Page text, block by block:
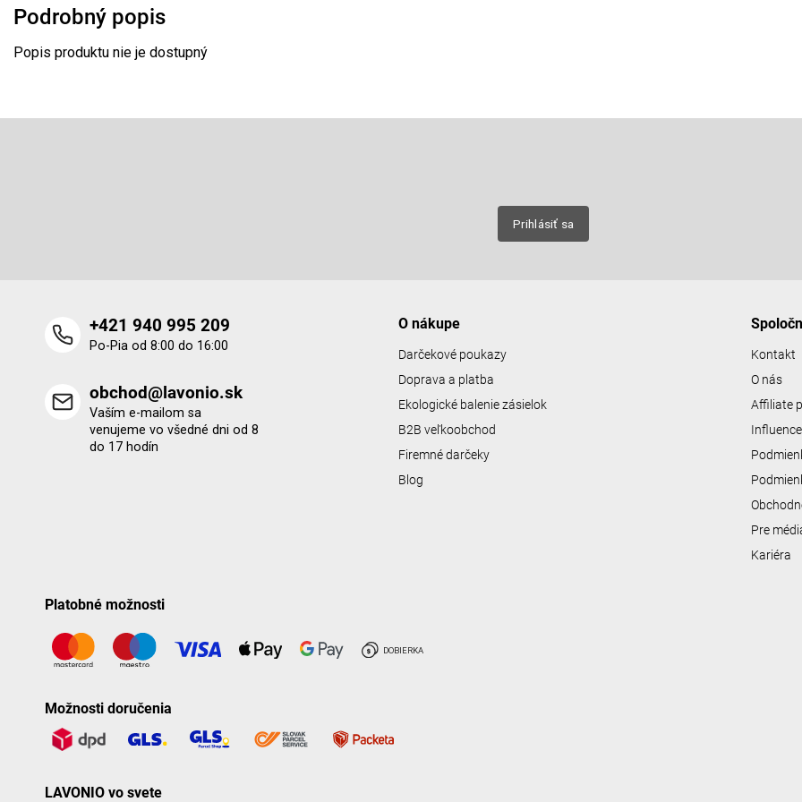
Podrobný popis
Popis produktu nie je dostupný
Prihlásiť sa
+421 940 995 209
Po-Pia od 8:00 do 16:00
obchod@lavonio.sk
Vaším e-mailom sa
venujeme vo všedné dni od 8
do 17 hodín
O nákupe
Darčekové poukazy
Doprava a platba
Ekologické balenie zásielok
B2B veľkoobchod
Firemné darčeky
Blog
Kontakt
O nás
Affiliate
Pre
Kariéra
Platobné možnosti
Možnosti doručenia
LAVONIO vo svete